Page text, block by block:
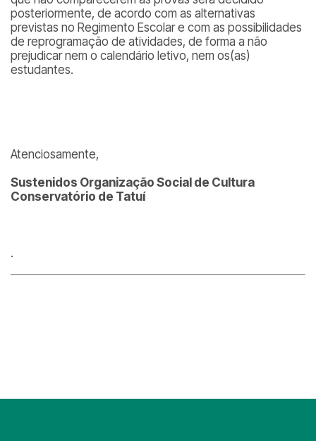
posteriormente, de acordo com as alternativas
previstas no Regimento Escolar e com as possibilidades
de reprogramação de atividades, de forma a não
prejudicar nem o calendário letivo, nem os(as)
estudantes.
Atenciosamente,
Sustenidos Organização Social de Cultura
Conservatório de Tatuí
.